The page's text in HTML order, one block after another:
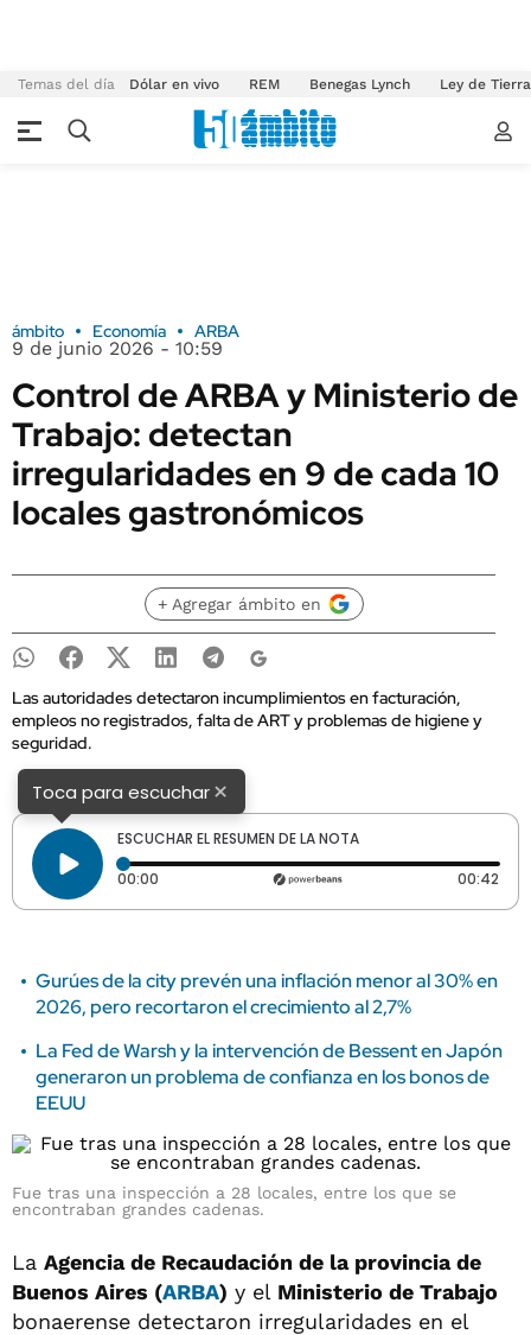
Temas del día Dólar en vivo REM Benegas Lynch Ley de
ámbito Economía ARBA
9 de junio 2026 - 10:59
Control de ARBA y Ministerio de
Trabajo: detectan
irregularidades en 9 de cada 10
locales gastronómicos
+ Agregar ámbito en
Las autoridades detectaron incumplimientos en facturación,
empleos no registrados, falta de ART y problemas de higiene y
seguridad.
Toca para escuchar×
ESCUCHAR EL RESUMEN DE LA NOTA
00:00 Tiempo transcurrido: 0 segundos 00:42
Gurúes de la city prevén una inflación menor al 30% en
2026, pero recortaron el crecimiento al 2,7%
La Fed de Warsh y la intervención de Bessent en Japón
generaron un problema de confianza en los bonos de
EEUU
Fue tras una inspección a 28 locales, entre los que se
encontraban grandes cadenas.
La Agencia de Recaudación de la provincia de
Buenos Aires (ARBA) y el Ministerio de Trabajo
bonaerense detectaron irregularidades en el